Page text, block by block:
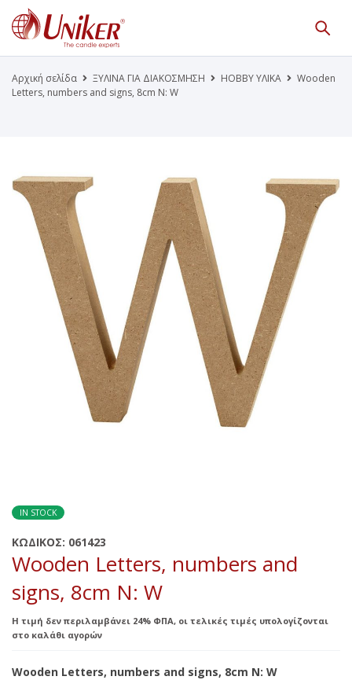
Κατάλογος Προϊόντων
Γίνε Συνεργάτης μας
Αρχική σελίδα ΞΥΛΙΝΑ ΓΙΑ ΔΙΑΚΟΣΜΗΣΗ HOBBY ΥΛΙΚΑ
Wooden
Letters, numbers and signs, 8cm N: W
IN STOCK
ΚΩΔΙΚΟΣ: 061423
Wooden Letters, numbers and
signs, 8cm N: W
Η τιμή δεν περιλαμβάνει 24% ΦΠΑ, οι τελικές τιμές υπολογίζονται
στο καλάθι αγορών
Wooden Letters, numbers and signs, 8cm N: W